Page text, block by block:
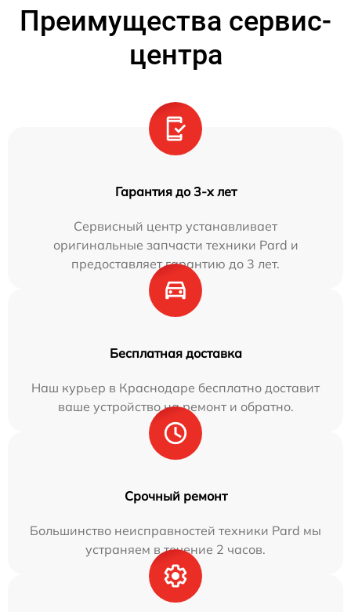
Преимущества сервис-
центра
Гарантия до 3-х лет
Сервисный центр устанавливает
оригинальные запчасти техники Pard и
предоставляет гарантию до 3 лет.
Бесплатная доставка
Наш курьер в Краснодаре бесплатно доставит
ваше устройство на ремонт и обратно.
Срочный ремонт
Большинство неисправностей техники Pard мы
устраняем в течение 2 часов.